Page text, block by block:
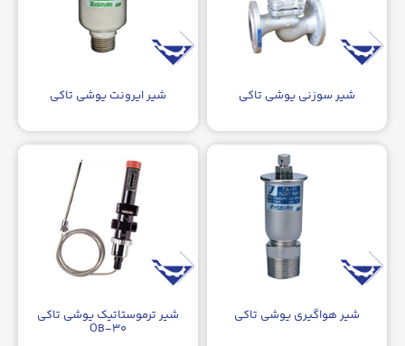
شیر سوزنی یوشی تاکی شیر ایرونت یوشی تاکی
شیر هواگیری یوشی تاکی شیر ترموستاتیک یوشی تاکی
OB-۳۰